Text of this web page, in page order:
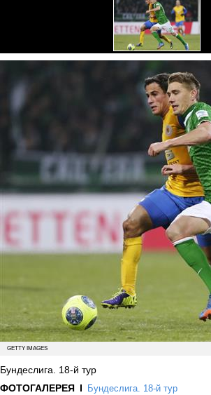
GETTY IMAGES
Бундеслига. 18-й тур
ФОТОГАЛЕРЕЯ
Бундеслига. 18-й тур